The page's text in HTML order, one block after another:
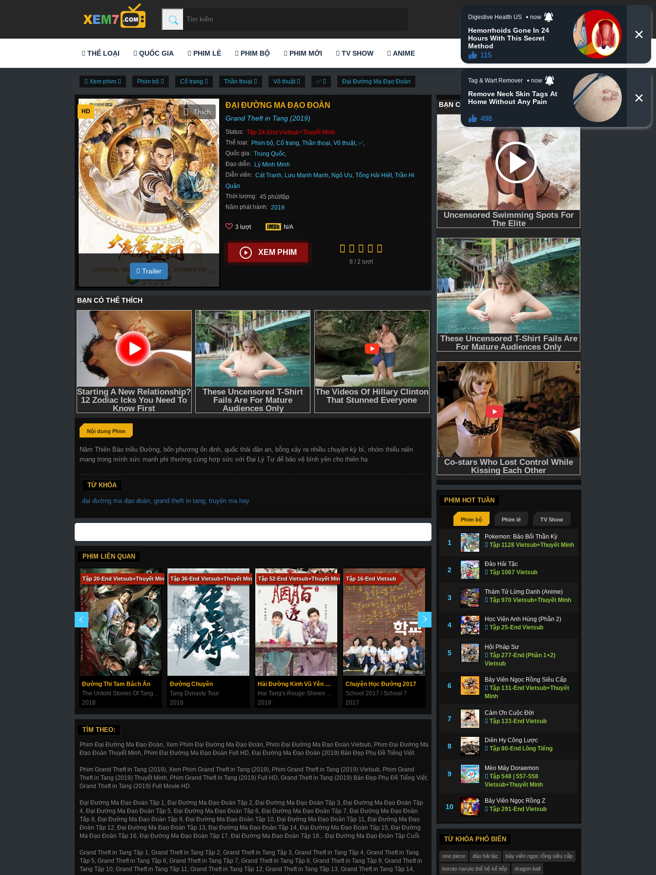
THỂ LOẠI QUỐC GIA PHIM LẺ PHIM BỘ PHIM MỚI TV SHOW ANIME
Xem phim Phim bộ Cổ trang Thần thoại Võ thuật ✅ Đại Đường Ma Đạo Đoàn
HD
Trailer
ĐẠI ĐƯỜNG MA ĐẠO ĐOÀN
Grand Theft in Tang (2019)
Status: Tập 24-End Vietsub+Thuyết Minh
Thể loại: Phim bộ,Cổ trang,Thần thoại,Võ thuật,✅,
Quốc gia: Trung Quốc,
Đạo diễn: Lý Minh Minh
Diễn viên: Cát Tranh, Lưu Manh Manh, Ngô Ưu,Tống Hải Hiệt,Trần Hi
Quận
Thời lượng: 45 phút/tập
Năm phát hành: 2019
3 lượt N/A
XEM PHIM
8 / 2 lượt
Nội dung Phim
Năm Thiên Bảo triều Đường, bốn phương ổn định, quốc thái dân an, bỗng xảy ra nhiều chuyện kỳ bí, nhóm thiếu niên
mang trong mình sức mạnh phi thường cùng hợp sức với Đại Lý Tự để bảo vệ bình yên cho thiên hạ
TỪ KHÓA
đại đường ma đạo đoàn grand theft in tang truyện ma hay
PHIM LIÊN QUAN
Tập 20-End Vietsub+Thuyết Minh
Đường Thi Tam Bách Án
2018
Tập 36-End Vietsub+Thuyết Minh
Đường Chuyên
Tang Dynasty Tour
2018
Tập 52-End Vietsub+Thuyết Minh
Hải Đường Kinh Vũ Yên Chi Thấu
2019
Tập 16-End Vietsub
Chuyện Học Đường 2017
School 2017 / School 7
2017
Tập 50-End Vietsub
Nghịch Tập Chi Tinh Đồ Thôi Xán
Stairway To Stardom
Blood Drive (season 1)
TÌM THEO:
Phim Đại Đường Ma Đạo Đoàn, Xem Phim Đại Đường Ma Đạo Đoàn, Phim Đại Đường Ma Đạo Đoàn Vietsub, Phim Đại Đường Ma
Đạo Đoàn Thuyết Minh, Phim Đại Đường Ma Đạo Đoàn Full HD, Đại Đường Ma Đạo Đoàn (2019) Bản Đẹp Phụ Đề Tiếng Việt.
Phim Grand Theft in Tang (2019), Xem Phim Grand Theft in Tang (2019), Phim Grand Theft in Tang (2019) Vietsub, Phim Grand
Theft in Tang (2019) Thuyết Minh, Phim Grand Theft in Tang (2019) Full HD, Grand Theft in Tang (2019) Bản Đẹp Phụ Đề Tiếng Việt,
Grand Theft in Tang (2019) Full Movie HD.
Đại Đường Ma Đạo Đoàn Tập 1, Đại Đường Ma Đạo Đoàn Tập 2, Đại Đường Ma Đạo Đoàn Tập 3, Đại Đường Ma Đạo Đoàn Tập
4, Đại Đường Ma Đạo Đoàn Tập 5, Đại Đường Ma Đạo Đoàn Tập 6, Đại Đường Ma Đạo Đoàn Tập 7, Đại Đường Ma Đạo Đoàn
Tập 8, Đại Đường Ma Đạo Đoàn Tập 9, Đại Đường Ma Đạo Đoàn Tập 10, Đại Đường Ma Đạo Đoàn Tập 11, Đại Đường Ma Đạo
Đoàn Tập 12, Đại Đường Ma Đạo Đoàn Tập 13, Đại Đường Ma Đạo Đoàn Tập 14, Đại Đường Ma Đạo Đoàn Tập 15, Đại Đường
Ma Đạo Đoàn Tập 16, Đại Đường Ma Đạo Đoàn Tập 17, Đại Đường Ma Đạo Đoàn Tập 18... Đại Đường Ma Đạo Đoàn Tập Cuối.
Grand Theft in Tang Tập 1, Grand Theft in Tang Tập 2, Grand Theft in Tang Tập 3, Grand Theft in Tang Tập 4, Grand Theft in Tang
Tập 5, Grand Theft in Tang Tập 6, Grand Theft in Tang Tập 7, Grand Theft in Tang Tập 8, Grand Theft in Tang Tập 9, Grand Theft in
Tang Tập 10, Grand Theft in Tang Tập 11, Grand Theft in Tang Tập 12, Grand Theft in Tang Tập 13, Grand Theft in Tang Tập 14,
PHIM HOT TUẦN
Phim bộ Phim lẻ TV Show
1
Pokemon: Bảo Bối Thần Kỳ
Tập 1128 Vietsub+Thuyết Minh
2
Đảo Hải Tặc
Tập 1067 Vietsub
3
Thám Tử Lừng Danh (Anime)
Tập 970 Vietsub+Thuyết Minh
4
Học Viện Anh Hùng (Phần 2)
Tập 25-End Vietsub
5
Hội Pháp Sư
Tập 277-End (Phần 1+2)
Vietsub
6
Bảy Viên Ngọc Rồng Siêu Cấp
Tập 131-End Vietsub+Thuyết
Minh
7
Cảm Ơn Cuộc Đời
Tập 133-End Vietsub
8
Diên Hy Công Lược
Tập 80-End Lồng Tiếng
9
Mèo Máy Doraemon
Tập 548 | 557-558
Vietsub+Thuyết Minh
10
Bảy Viên Ngọc Rồng Z
Tập 291-End Vietsub
TỪ KHÓA PHỔ BIẾN
one piece đảo hải tặc bảy viên ngọc rồng siêu cấp
boruto naruto thế hệ kế tiếp dragon ball